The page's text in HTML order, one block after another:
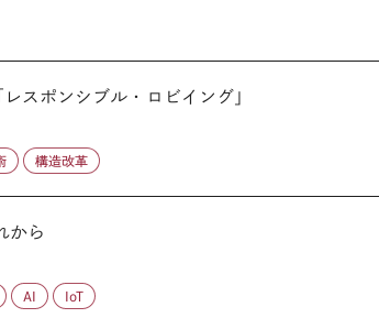
スポンシブル・ロビイング」
構造改革
から
AI IoT